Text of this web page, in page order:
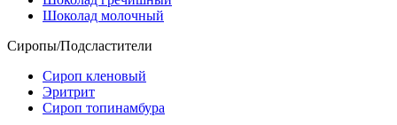
Шоколад молочный
Сиропы/Подсластители
Сироп кленовый
Эритрит
Сироп топинамбура